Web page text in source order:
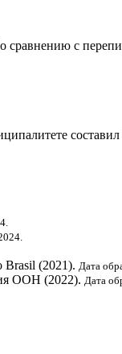
с
Brasil (2021). Дата
ООН (2022). Дата